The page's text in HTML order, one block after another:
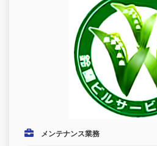
メンテナンス業務